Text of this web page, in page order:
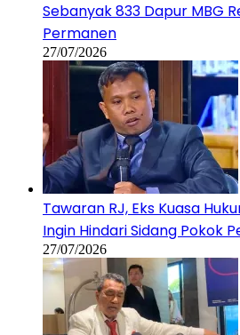
Sebanyak 833 Dapur MBG
Permanen
27/07/2026
Tawaran RJ, Eks Kuasa
Ingin Hindari Sidang Pokok
27/07/2026